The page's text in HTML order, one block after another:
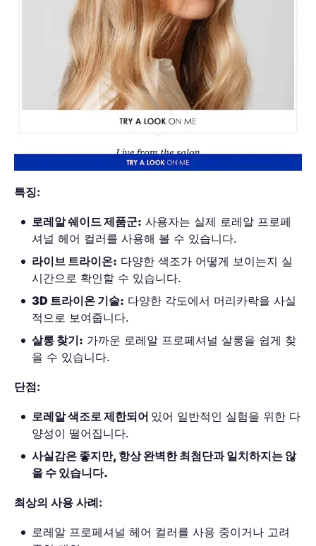
특징:
로레알 쉐이드 제품군: 사용자는 실제 로레알 프로페
셔널 헤어 컬러를 사용해 볼 수 있습니다.
라이브 트라이온: 다양한 색조가 어떻게 보이는지 실
시간으로 확인할 수 있습니다.
3D 트라이온 기술: 다양한 각도에서 머리카락을 사실
적으로 보여줍니다.
살롱 찾기: 가까운 로레알 프로페셔널 살롱을 쉽게 찾
을 수 있습니다.
단점:
로레알 색조로 제한되어 있어 일반적인 실험을 위한 다
양성이 떨어집니다.
사실감은 좋지만, 항상 완벽한 최첨단과 일치하지는 않
을 수 있습니다.
최상의 사용 사례:
로레알 프로페셔널 헤어 컬러를 사용 중이거나 고려